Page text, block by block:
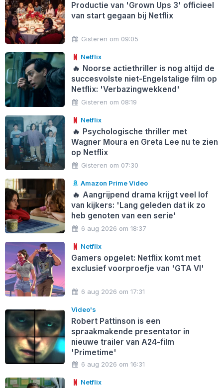
Productie van 'Grown Ups 3' officieel
van start gegaan bij Netflix
Gisteren om 09:05
Netflix
🔥 Noorse actiethriller is nog altijd de
succesvolste niet-Engelstalige film op
Netflix: 'Verbazingwekkend'
Gisteren om 08:19
Netflix
🔥 Psychologische thriller met
Wagner Moura en Greta Lee nu te zien
op Netflix
Gisteren om 07:30
Amazon Prime Video
🔥 Aangrijpend drama krijgt veel lof
van kijkers: 'Lang geleden dat ik zo
heb genoten van een serie'
6 aug 2026 om 18:37
Netflix
Gamers opgelet: Netflix komt met
exclusief voorproefje van 'GTA VI'
6 aug 2026 om 17:31
Video's
Robert Pattinson is een
spraakmakende presentator in
nieuwe trailer van A24-film
'Primetime'
6 aug 2026 om 16:31
Netflix